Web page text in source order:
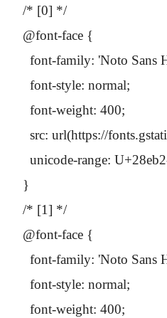
/* [0] */
@font-face {
font-family: 'Noto Sans
  font-style: normal;
  font-weight: 400;
src: url(https://
unicode-range:
}
/* [1] */
@font-face {
font-family: 'Noto Sans
  font-style: normal;
  font-weight: 400;